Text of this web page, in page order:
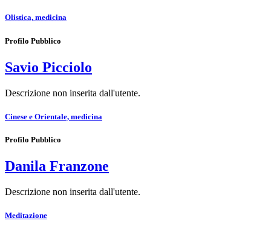
Olistica, medicina
Profilo Pubblico
Savio Picciolo
Descrizione non inserita dall'utente.
Cinese e Orientale, medicina
Profilo Pubblico
Danila Franzone
Descrizione non inserita dall'utente.
Meditazione